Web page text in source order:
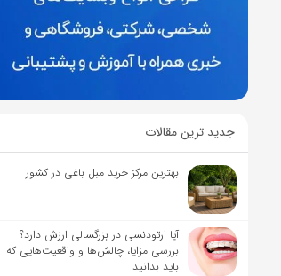
جدید ترین مقالات
بهترین مرکز خرید مبل باغی در کشور
آیا ارتودنسی در بزرگسالی ارزش دارد؟
بررسی مزایا، چالش‌ها و واقعیت‌هایی که
باید بدانید